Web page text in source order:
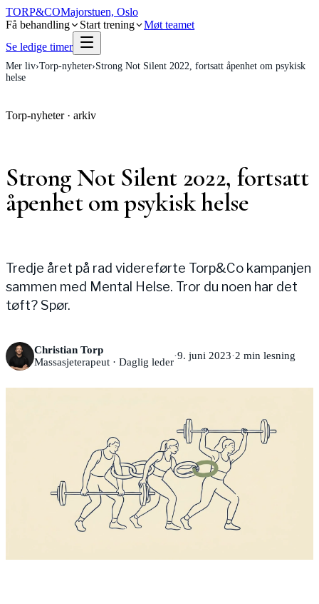
TORP&COMajorstuen, Oslo
Få behandling
Start trening
Møt teamet
Se ledige timer
Mer liv›Torp-nyheter›Strong Not Silent 2022, fortsatt åpenhet om psykisk
helse
Torp-nyheter· arkiv
Strong Not Silent 2022, fortsatt
åpenhet om psykisk helse
Tredje året på rad videreførte Torp&Co kampanjen
sammen med Mental Helse. Tror du noen har det
tøft? Spør.
Christian Torp
Massasjeterapeut · Daglig leder
·9. juni 2023·2 min lesning